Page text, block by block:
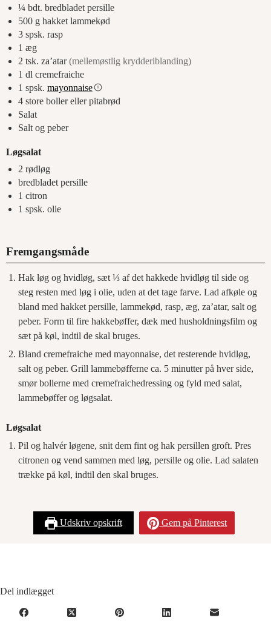
¼ bdt. bredbladet persille
500 g hakket lammekød
3 spsk. rasp
1 æg
2 tsk. za’atar (mellemøstlig krydderiblanding)
1 dl cremefraiche
1 spsk. mayonnaise
4 store boller eller pitabrød
Salat
Salt og peber
Løgsalat
2 rødløg
bredbladet persille
1 citron
1 spsk. olie
Fremgangsmåde
Hak løg og hvidløg, sæt ⅓ af det hakkede hvidløg til side og
steg resten med løg i olie, uden at det tage farve. Lad afkøle og
bland med hakket persille, lammekød, rasp, æg, za’atar, salt og
peber. Form til fire hakkebøffer, dæk med husholdningsfilm og
sæt på køl, indtil de skal bruges.
Bland cremefraiche med mayonnaise, det resterende hvidløg,
salt og peber. Grill lammebøfferne ca. 5 minutter på hver side,
smør bollerne med cremefraichedressing og fyld med salat,
lammebøffer og løgsalat.
Løgsalat
Pil og halvér løgene, snit dem fint og hak persillen groft. Pres
citronen og vend sammen med løg, persille og olie. Lad salaten
trække på køl, indtil den skal bruges.
Udskriv opskrift Gem på Pinterest
Del indlægget